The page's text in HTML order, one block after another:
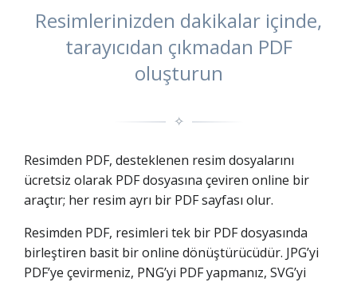
Resimlerinizden dakikalar içinde,
tarayıcıdan çıkmadan PDF
oluşturun
✧
Resimden PDF, desteklenen resim dosyalarını
ücretsiz olarak PDF dosyasına çeviren online bir
araçtır; her resim ayrı bir PDF sayfası olur.
Resimden PDF, resimleri tek bir PDF dosyasında
birleştiren basit bir online dönüştürücüdür. JPG’yi
PDF’ye çevirmeniz, PNG’yi PDF yapmanız, SVG’yi